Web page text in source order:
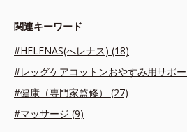
関連キーワード
#HELENAS(へレナス) (18)
#レッグケアコットンおやすみ用サポ
#健康（専門家監修） (27)
#マッサージ (9)